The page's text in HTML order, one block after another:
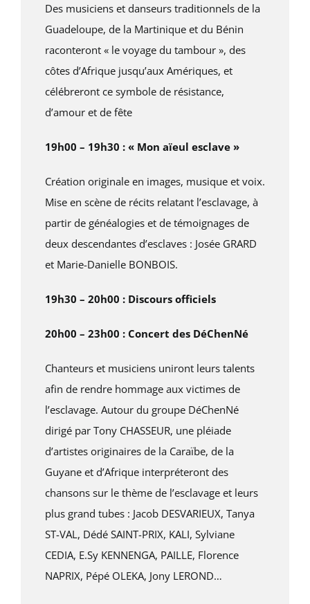
Des musiciens et danseurs traditionnels de la
Guadeloupe, de la Martinique et du Bénin
raconteront « le voyage du tambour », des
côtes d’Afrique jusqu’aux Amériques, et
célébreront ce symbole de résistance,
d’amour et de fête
19h00 – 19h30 : « Mon aïeul esclave »
Création originale en images, musique et voix.
Mise en scène de récits relatant l’esclavage, à
partir de généalogies et de témoignages de
deux descendantes d’esclaves : Josée GRARD
et Marie-Danielle BONBOIS.
19h30 – 20h00 : Discours officiels
20h00 – 23h00 : Concert des DéChenNé
Chanteurs et musiciens uniront leurs talents
afin de rendre hommage aux victimes de
l’esclavage. Autour du groupe DéChenNé
dirigé par Tony CHASSEUR, une pléiade
d’artistes originaires de la Caraïbe, de la
Guyane et d’Afrique interpréteront des
chansons sur le thème de l’esclavage et leurs
plus grand tubes : Jacob DESVARIEUX, Tanya
ST-VAL, Dédé SAINT-PRIX, KALI, Sylviane
CEDIA, E.Sy KENNENGA, PAILLE, Florence
NAPRIX, Pépé OLEKA, Jony LEROND…